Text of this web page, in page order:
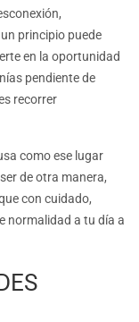
principio puede
en la oportunidad
pendiente de
recorrer
como ese lugar
de otra manera,
con cuidado,
normalidad a tu día a